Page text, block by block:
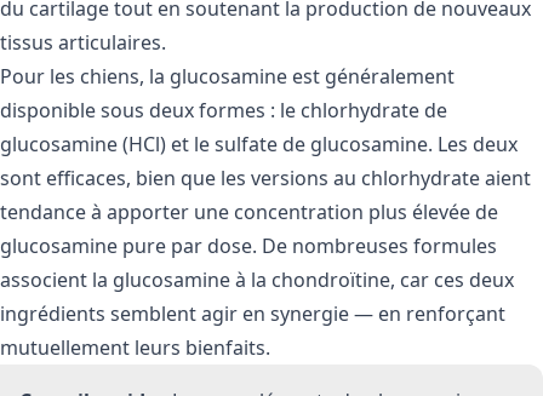
du cartilage tout en soutenant la production de nouveaux
tissus articulaires.
Pour les chiens, la glucosamine est généralement
disponible sous deux formes : le chlorhydrate de
glucosamine (HCl) et le sulfate de glucosamine. Les deux
sont efficaces, bien que les versions au chlorhydrate aient
tendance à apporter une concentration plus élevée de
glucosamine pure par dose. De nombreuses formules
associent la glucosamine à la chondroïtine, car ces deux
ingrédients semblent agir en synergie — en renforçant
mutuellement leurs bienfaits.